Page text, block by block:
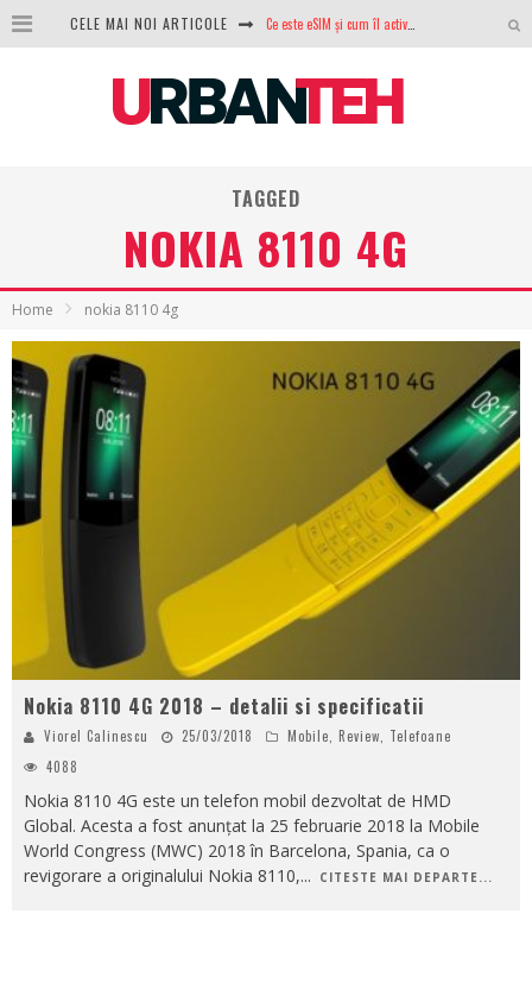
CELE MAI NOI ARTICOLE Ce este eSIM și cum îl activezi pe telefon? Ghid complet pentru Android și iPhone
TAGGED
NOKIA 8110 4G
Home nokia 8110 4g
Nokia 8110 4G 2018 – detalii si specificatii
Viorel Calinescu 25/03/2018 Mobile, Review, Telefoane
4088
Nokia 8110 4G este un telefon mobil dezvoltat de HMD
Global. Acesta a fost anunțat la 25 februarie 2018 la Mobile
World Congress (MWC) 2018 în Barcelona, ​​Spania, ca o
revigorare a originalului Nokia 8110,... CITESTE MAI DEPARTE...